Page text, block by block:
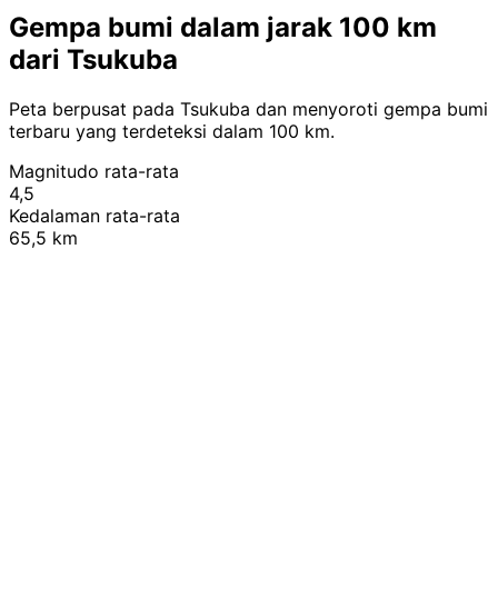
Gempa bumi dalam jarak 100 km
dari Tsukuba
Peta berpusat pada Tsukuba dan menyoroti gempa bumi
terbaru yang terdeteksi dalam 100 km.
Magnitudo rata-rata
4,5
Kedalaman rata-rata
65,5 km